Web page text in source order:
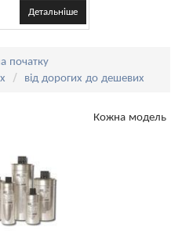
Детальніше
початку
від дорогих до дешевих
Кожна модель